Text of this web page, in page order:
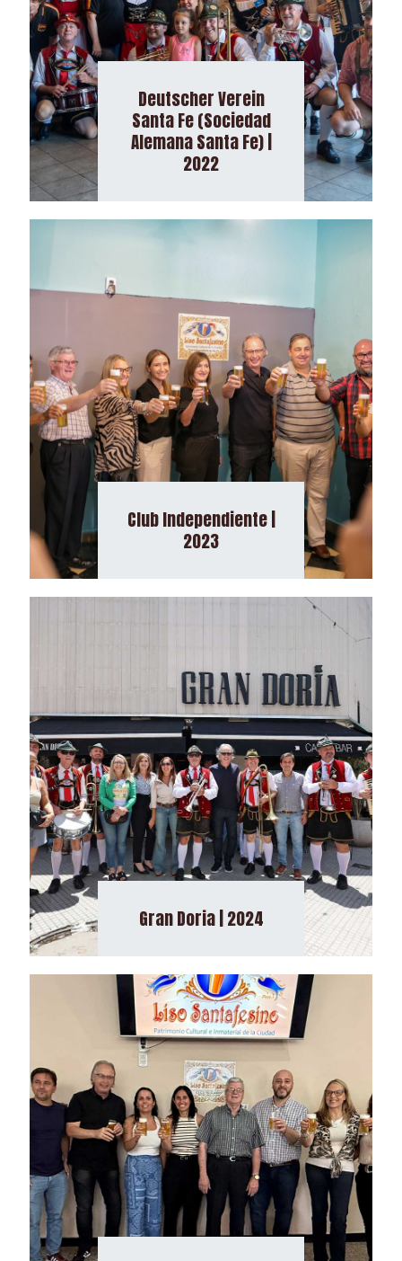
Deutscher Verein
Santa Fe (Sociedad
Alemana Santa Fe) |
2022
Club Independiente |
2023
Gran Doria | 2024